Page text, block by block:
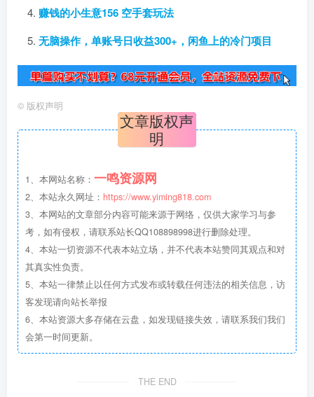
赚钱的小生意156 空手套玩法
无脑操作，单账号日收益300+，闲鱼上的冷门项目
© 版权声明
文章版权声
明
1、本网站名称： 一鸣资源网
2、本站永久网址： https://www.yiming818.com
3、本网站的文章部分内容可能来源于网络，仅供大家学习与参
考，如有侵权，请联系站长QQ108898998进行删除处理。
4、本站一切资源不代表本站立场，并不代表本站赞同其观点和对
其真实性负责。
5、本站一律禁止以任何方式发布或转载任何违法的相关信息，访
客发现请向站长举报
6、本站资源大多存储在云盘，如发现链接失效，请联系我们我们
会第一时间更新。
THE END